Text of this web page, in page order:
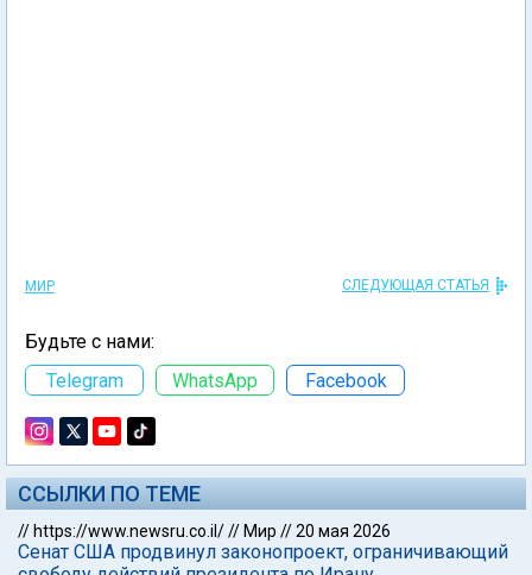
МИР СЛЕДУЮЩАЯ СТАТЬЯ
Будьте с нами:
Telegram
WhatsApp Facebook
ССЫЛКИ ПО ТЕМЕ
// https://www.newsru.co.il/// Мир //20 мая 2026
Сенат США продвинул законопроект, ограничивающий